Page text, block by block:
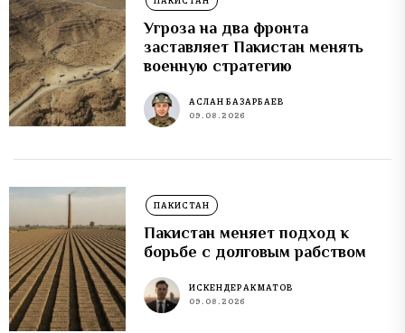
Угроза на два фронта
заставляет Пакистан менять
военную стратегию
АСЛАН БАЗАРБАЕВ
09.08.2026
ПАКИСТАН
Пакистан меняет подход к
борьбе с долговым рабством
ИСКЕНДЕР АКМАТОВ
09.08.2026